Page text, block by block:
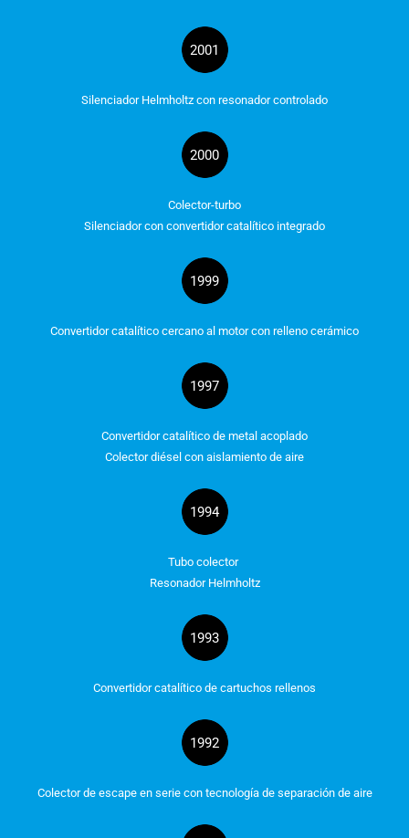
2001
Silenciador Helmholtz con resonador controlado
2000
Colector-turbo
Silenciador con convertidor catalítico integrado
1999
Convertidor catalítico cercano al motor con relleno cerámico
1997
Convertidor catalítico de metal acoplado
Colector diésel con aislamiento de aire
1994
Tubo colector
Resonador Helmholtz
1993
Convertidor catalítico de cartuchos rellenos
1992
Colector de escape en serie con tecnología de separación de aire